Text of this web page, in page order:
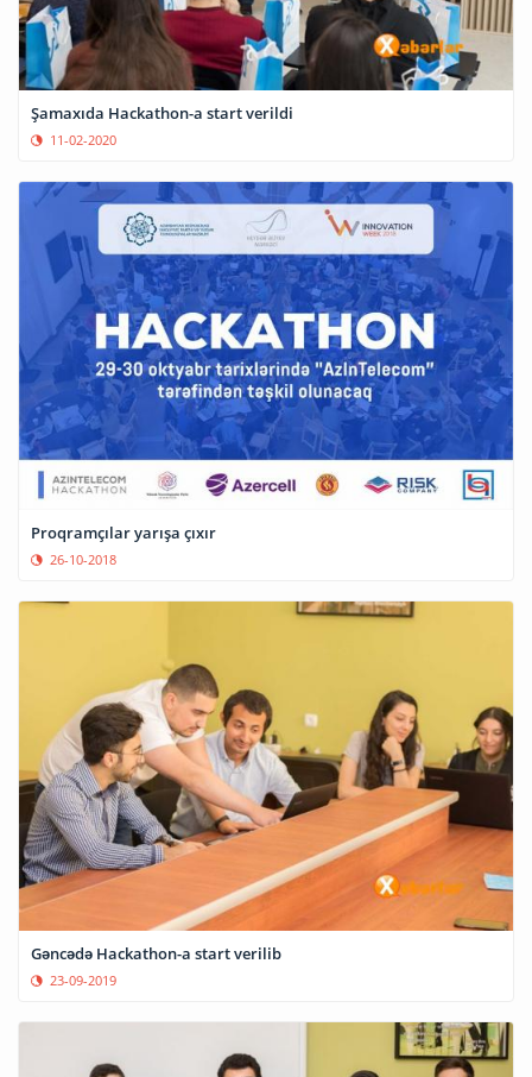
Şamaxıda Hackathon-a start verildi
11-02-2020
Proqramçılar yarışa çıxır
26-10-2018
Gəncədə Hackathon-a start verilib
23-09-2019